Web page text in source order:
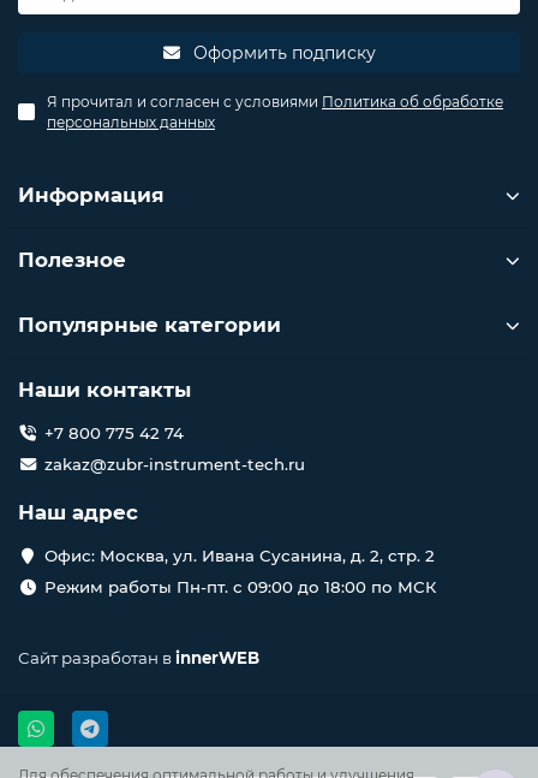
Оформить подписку
Я прочитал и согласен с условиями Политика об обработке
персональных данных
Информация
Полезное
Популярные категории
Наши контакты
+7 800 775 42 74
zakaz@zubr-instrument-tech.ru
Наш адрес
Офис: Москва, ул. Ивана Сусанина, д. 2, стр. 2
Режим работы Пн-пт. с 09:00 до 18:00 по МСК
Сайт разработан вinnerWEB